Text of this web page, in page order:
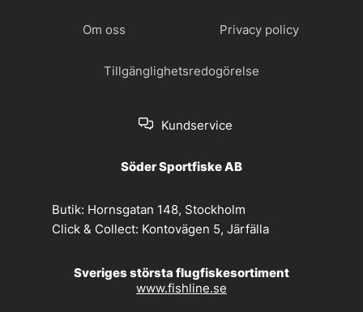
Om oss Privacy policy
Tillgänglighetsredogörelse
Kundservice
Söder Sportfiske AB
Butik: Hornsgatan 148, Stockholm
Click & Collect: Kontovägen 5, Järfälla
Sveriges största flugfiskesortiment
www.fishline.se